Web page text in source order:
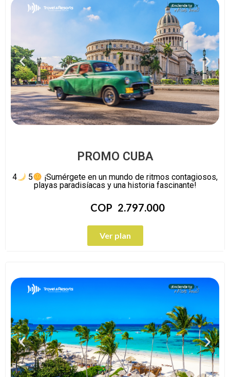
PROMO CUBA
4 5
¡Sumérgete en un mundo de ritmos contagiosos,
playas paradisíacas y una historia fascinante!
COP 2.797.000
Ver plan